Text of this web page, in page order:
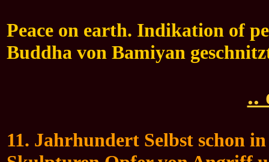
Peace on earth. Indikation of
Buddha von Bamiyan
..
11. Jahrhundert Selbst schon